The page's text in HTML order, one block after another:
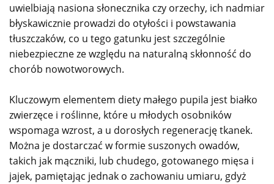
uwielbiają nasiona słonecznika czy orzechy, ich nadmiar
błyskawicznie prowadzi do otyłości i powstawania
tłuszczaków, co u tego gatunku jest szczególnie
niebezpieczne ze względu na naturalną skłonność do
chorób nowotworowych.
Kluczowym elementem diety małego pupila jest białko
zwierzęce i roślinne, które u młodych osobników
wspomaga wzrost, a u dorosłych regenerację tkanek.
Można je dostarczać w formie suszonych owadów,
takich jak mączniki, lub chudego, gotowanego mięsa i
jajek, pamiętając jednak o zachowaniu umiaru, gdyż